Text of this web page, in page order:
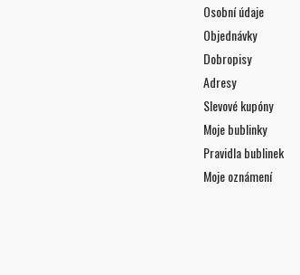
Osobní údaje
Objednávky
Dobropisy
Adresy
Slevové kupóny
Moje bublinky
Pravidla bublinek
Moje oznámení